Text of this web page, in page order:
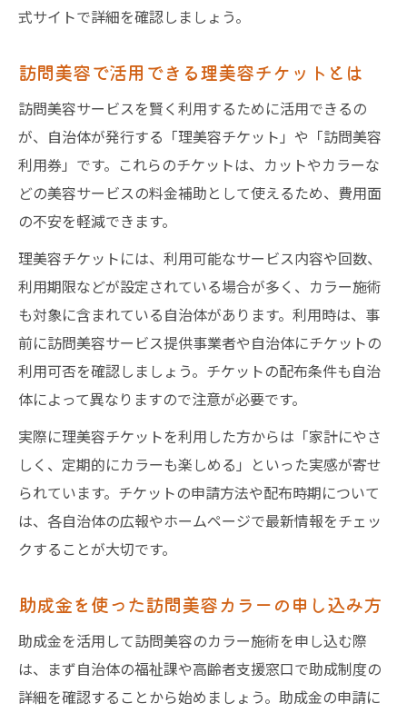
式サイトで詳細を確認しましょう。
訪問美容で活用できる理美容チケットとは
訪問美容サービスを賢く利用するために活用できるの
が、自治体が発行する「理美容チケット」や「訪問美容
利用券」です。これらのチケットは、カットやカラーな
どの美容サービスの料金補助として使えるため、費用面
の不安を軽減できます。
理美容チケットには、利用可能なサービス内容や回数、
利用期限などが設定されている場合が多く、カラー施術
も対象に含まれている自治体があります。利用時は、事
前に訪問美容サービス提供事業者や自治体にチケットの
利用可否を確認しましょう。チケットの配布条件も自治
体によって異なりますので注意が必要です。
実際に理美容チケットを利用した方からは「家計にやさ
しく、定期的にカラーも楽しめる」といった実感が寄せ
られています。チケットの申請方法や配布時期について
は、各自治体の広報やホームページで最新情報をチェッ
クすることが大切です。
助成金を使った訪問美容カラーの申し込み方
助成金を活用して訪問美容のカラー施術を申し込む際
は、まず自治体の福祉課や高齢者支援窓口で助成制度の
詳細を確認することから始めましょう。助成金の申請に